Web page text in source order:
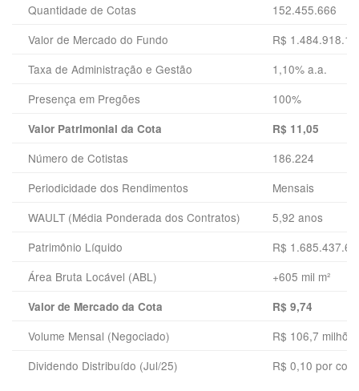
Quantidade de Cotas
152.455.666
Valor de Mercado do Fundo
R$
Taxa de Administração e Gestão
1,10% a.a.
Presença em Pregões
100%
Valor Patrimonial da Cota R$ 11,05
Número de Cotistas
186.224
Periodicidade dos Rendimentos
Mensais
WAULT (Média Ponderada dos Contratos)
5,92 anos
Patrimônio Líquido
R$
Área Bruta Locável (ABL)
+605 mil m²
Valor de Mercado da Cota R$ 9,74
Volume Mensal (Negociado)
R$ 106,7
Dividendo Distribuído (Jul/25)
R$ 0,10 por cota